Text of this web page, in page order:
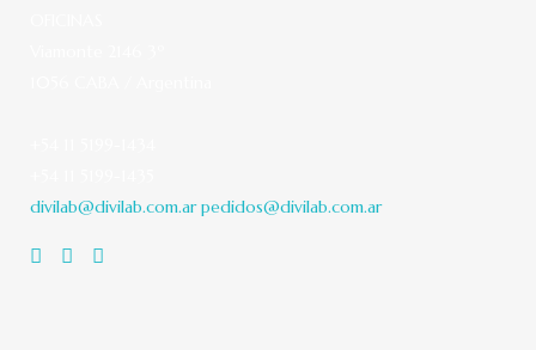
divilab@divilab.com.ar pedidos@divilab.com.ar